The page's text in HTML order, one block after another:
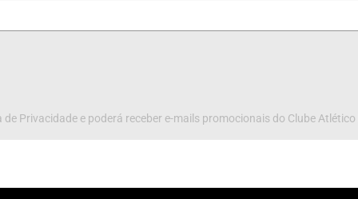
Privacidade e poderá receber e-mails promocionais do Clube Atlético